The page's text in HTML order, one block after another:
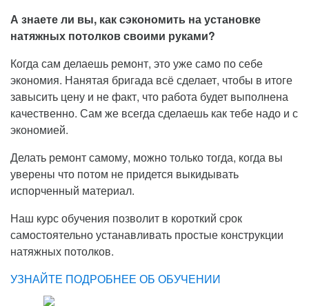
А знаете ли вы, как сэкономить на установке
натяжных потолков своими руками?
Когда сам делаешь ремонт, это уже само по себе
экономия. Нанятая бригада всё сделает, чтобы в итоге
завысить цену и не факт, что работа будет выполнена
качественно. Сам же всегда сделаешь как тебе надо и с
экономией.
Делать ремонт самому, можно только тогда, когда вы
уверены что потом не придется выкидывать
испорченный материал.
Наш курс обучения позволит в короткий срок
самостоятельно устанавливать простые конструкции
натяжных потолков.
УЗНАЙТЕ ПОДРОБНЕЕ ОБ ОБУЧЕНИИ